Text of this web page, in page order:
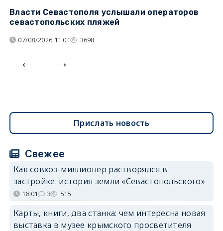
Власти Севастополя услышали операторов
севастопольских пляжей
07/08/2026 11:01 3698
Прислать новость
Свежее
Как совхоз-миллионер растворялся в
застройке: история земли «Севастопольского»
18:01 3 515
Карты, книги, два станка: чем интересна новая
выставка в музее крымского просветителя